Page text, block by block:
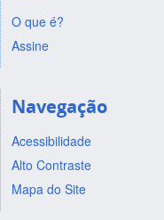
O que é?
Assine
Navegação
Acessibilidade
Alto Contraste
Mapa do Site